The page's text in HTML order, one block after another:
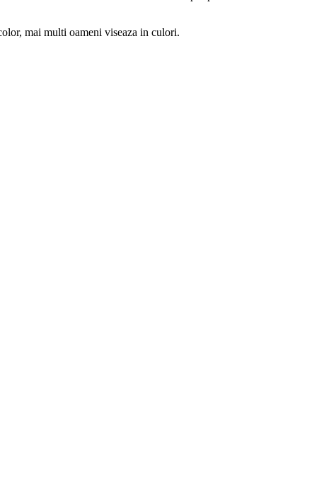
mai multi oameni viseaza in culori.